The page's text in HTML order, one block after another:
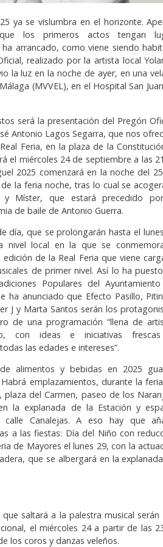
ya se vislumbra en el horizonte.
los primeros actos tengan
arrancado, como viene siendo
realizado por la artista local
la luz en la noche de ayer, en una
(MVVEL), en el Hospital San
será la presentación del Pregón
Antonio Lagos Segarra, que nos
Feria, en la plaza de la
el miércoles 24 de septiembre a las
2025 comenzará en la noche del
la feria noche, tras lo cual se
y Míster, que estará precedido
de baile de Antonio Guerra.
día, que se prolongarán hasta el
nivel local en la que se
de la Real Feria que viene
de primer nivel. Así lo ha
Populares del
ha anunciado que Efecto Pasillo,
J y Marta Santos serán los
de una programación “llena de
con ideas e iniciativas
las edades e intereses”.
alimentos y bebidas en 2025
emplazamientos, durante la
del Carmen, paseo de los
la explanada de la Estación y
Canalejas. A eso hay que
a las fiestas: Día del Niño con
de Mayores el lunes 29, con la
que se albergará en la
saltará a la palestra musical serán
el miércoles 24 a partir de las
los coros y danzas veleños.